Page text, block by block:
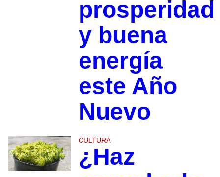
prosperidad
y buena
energía
este Año
Nuevo
CULTURA
¿Haz